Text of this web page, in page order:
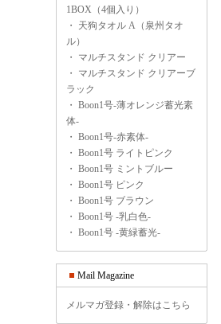
1BOX（4個入り）
・ 天狗タオル A（泉州タオ
ル）
・ マルチスタンド クリアー
・ マルチスタンド クリアーブ
ラック
・ Boon1号-薄オレンジ蓄光素
体-
・ Boon1号-赤素体-
・ Boon1号 ライトピンク
・ Boon1号 ミントブルー
・ Boon1号 ピンク
・ Boon1号 ブラウン
・ Boon1号 -乳白色-
・ Boon1号 -黄緑蓄光-
Mail Magazine
メルマガ登録・解除はこちら